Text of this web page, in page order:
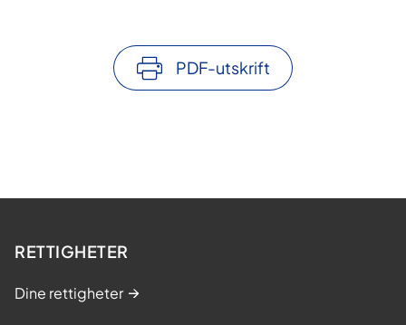
PDF-utskrift
RETTIGHETER
Dine rettigheter